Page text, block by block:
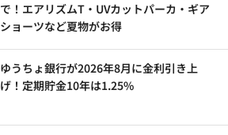
で！エアリズムT・UVカットパーカ・ギア
ショーツなど夏物がお得
ゆうちょ銀行が2026年8月に金利引き上
げ！定期貯金10年は1.25%